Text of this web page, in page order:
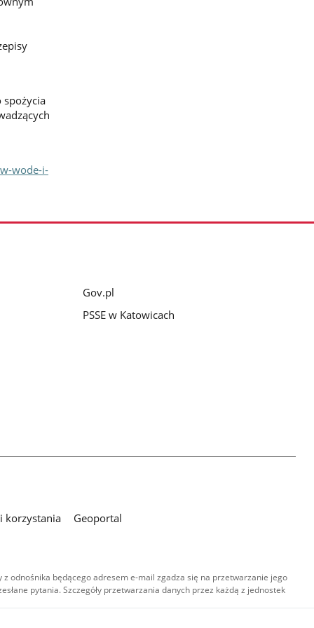
spożycia
wode-i-
Gov.pl
PSSE w Katowicach
korzystania Geoportal
odnośnika będącego adresem e-mail zgadza się na przetwarzanie jego
pytania. Szczegóły przetwarzania danych przez każdą z jednostek